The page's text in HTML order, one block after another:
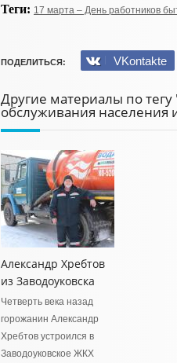
Теги: 17 марта – День работников
ПОДЕЛИТЬСЯ: VKontakte
Другие материалы по
обслуживания населения
Александр Хребтов
из Заводоуковска
Четверть века назад
горожанин Александр
Хребтов устроился в
Заводоуковское ЖКХ